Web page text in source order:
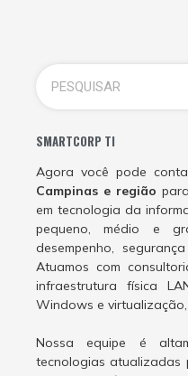
SMARTCORP TI
Agora você pode
Campinas e região
em tecnologia da
pequeno, médio e
desempenho,
Atuamos com
infraestrutura física
Windows e
Nossa equipe é
tecnologias atualizadas